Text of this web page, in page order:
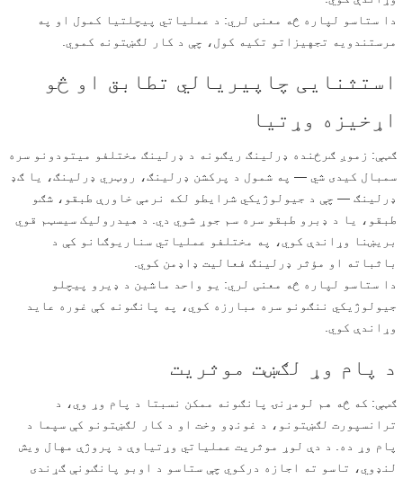
دا ستاسو لپاره څه معنی لري: د عملیاتي پیچلتیا کمول او په
مرستندویه تجهیزاتو تکیه کول، چې د کار لګښتونه کموي.
استثنایی چاپیریالي تطابق او څو
اړخیزه وړتیا
ګټې: زموږ ګرځنده ډرلینګ ریګونه د ډرلینګ مختلفو میتودونو سره
سمبال کیدی شي — په شمول د پرکشن ډرلینګ، روټري ډرلینګ، یا ګډ
ډرلینګ — چې د جیولوژیکي شرایطو لکه نرمې خاورې طبقو، شګو
طبقو، یا د ډبرو طبقو سره سم جوړ شوي دي. د هیدرولیک سیسټم قوي
بریښنا وړاندې کوي، په مختلفو عملیاتي سناریوګانو کې د
باثباته او مؤثر ډرلینګ فعالیت ډاډمن کوي.
دا ستاسو لپاره څه معنی لري: یو واحد ماشین د ډیرو پیچلو
جیولوژیکي ننګونو سره مبارزه کوي، په پانګونه کې غوره عاید
وړاندې کوي.
د پام وړ لګښت موثریت
ګټې: که څه هم لومړنۍ پانګونه ممکن نسبتا د پام وړ وي، د
ترانسپورت لګښتونو، د غونډو وخت او د کار لګښتونو کې سپما د
پام وړ ده. د دې لوړ موثریت عملیاتي وړتیاوې د پروژې مهال ویش
لنډوي، تاسو ته اجازه درکوي چې ستاسو د اوبو پانګونې ګړندی